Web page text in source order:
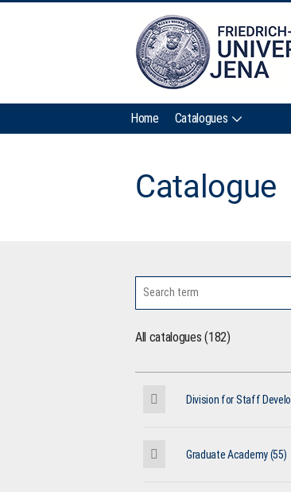
Home Catalogues
Catalogue
All catalogues (182)
Division for Staff
Graduate Academy (55)